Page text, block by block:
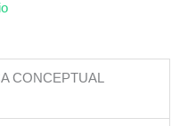
CONCEPTUAL